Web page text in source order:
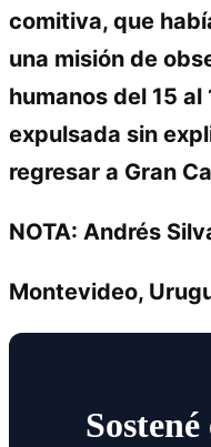
comitiva, que
una misión de
humanos del 15
expulsada sin
regresar a Gran
NOTA: Andrés
Montevideo,